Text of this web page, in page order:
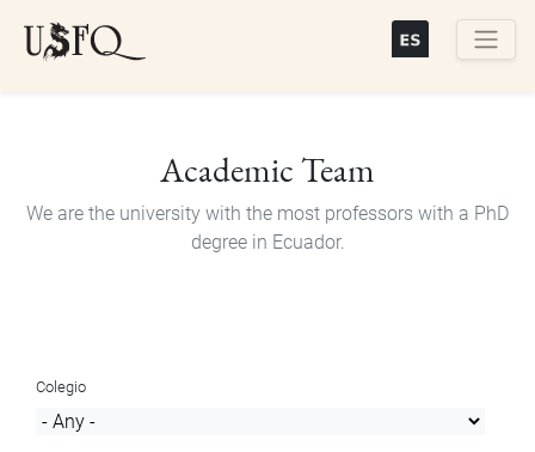
Academic Team
We are the university with the most professors with a PhD
degree in Ecuador.
Colegio